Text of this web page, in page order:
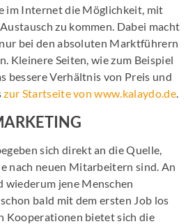
im Internet die Möglichkeit, mit
zu kommen. Dabei macht
bei den absoluten Marktführern
Kleinere Seiten, wie zum Beispiel
bessere Verhältnis von Preis und
zur Startseite von www.kalaydo.de.
sich direkt an die Quelle,
nach neuen Mitarbeitern sind. An
wiederum jene Menschen
bald mit dem ersten Job los
Kooperationen bietet sich die